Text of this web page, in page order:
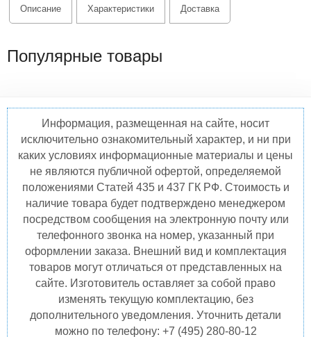
Описание Характеристики Доставка
Популярные товары
Информация, размещенная на сайте, носит
исключительно ознакомительный характер, и ни при
каких условиях информационные материалы и цены
не являются публичной офертой, определяемой
положениями Статей 435 и 437 ГК РФ. Стоимость и
наличие товара будет подтверждено менеджером
посредством сообщения на электронную почту или
телефонного звонка на номер, указанный при
оформлении заказа. Внешний вид и комплектация
товаров могут отличаться от представленных на
сайте. Изготовитель оставляет за собой право
изменять текущую комплектацию, без
дополнительного уведомления. Уточнить детали
можно по телефону: +7 (495) 280-80-12